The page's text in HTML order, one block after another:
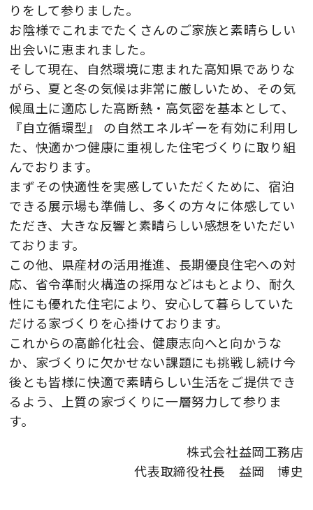
りをして参りました。
お陰様でこれまでたくさんのご家族と素晴らしい
出会いに恵まれました。
そして現在、自然環境に恵まれた高知県でありな
がら、夏と冬の気候は非常に厳しいため、その気
候風土に適応した高断熱・高気密を基本として、
『自立循環型』 の自然エネルギーを有効に利用し
た、快適かつ健康に重視した住宅づくりに取り組
んでおります。
まずその快適性を実感していただくために、宿泊
できる展示場も準備し、多くの方々に体感してい
ただき、大きな反響と素晴らしい感想をいただい
ております。
この他、県産材の活用推進、長期優良住宅への対
応、省令準耐火構造の採用などはもとより、耐久
性にも優れた住宅により、安心して暮らしていた
だける家づくりを心掛けております。
これからの高齢化社会、健康志向へと向かうな
か、家づくりに欠かせない課題にも挑戦し続け今
後とも皆様に快適で素晴らしい生活をご提供でき
るよう、上質の家づくりに一層努力して参りま
す。
株式会社益岡工務店
代表取締役社長 益岡 博史